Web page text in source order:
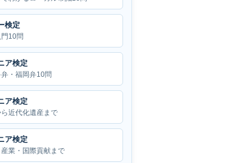
検定
10問
ア検定
・福岡弁10問
ア検定
近代化遺産まで
ア検定
業・国際貢献まで